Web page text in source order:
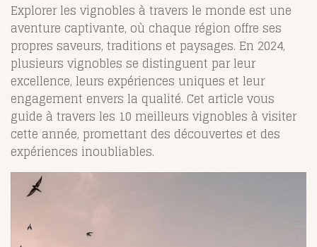
Explorer les vignobles à travers le monde est une
aventure captivante, où chaque région offre ses
propres saveurs, traditions et paysages. En 2024,
plusieurs vignobles se distinguent par leur
excellence, leurs expériences uniques et leur
engagement envers la qualité. Cet article vous
guide à travers les 10 meilleurs vignobles à visiter
cette année, promettant des découvertes et des
expériences inoubliables.